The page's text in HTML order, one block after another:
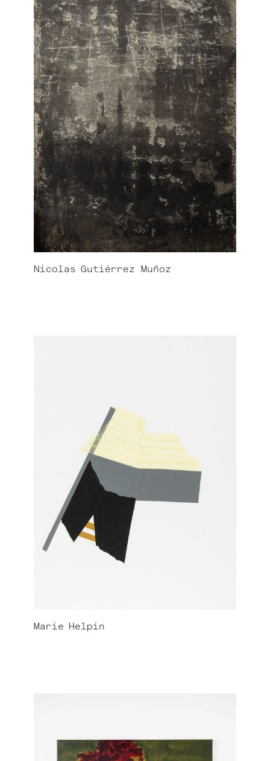
Nicolas Gutiérrez Muñoz
Marie Helpin